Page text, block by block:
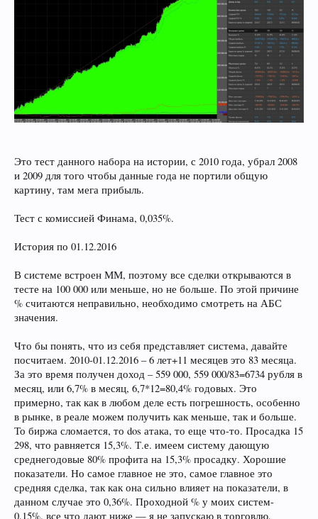
Это тест данного набора на истории, с 2010 года, убрал 2008
и 2009 для того чтобы данные года не портили общую
картину, там мега прибыль.
Тест с комиссией Финама, 0,035%.
История по 01.12.2016
В системе встроен ММ, поэтому все сделки открываются в
тесте на 100 000 или меньше, но не больше. По этой причине
% считаются неправильно, необходимо смотреть на АБС
значения.
Что бы понять, что из себя представляет система, давайте
посчитаем. 2010-01.12.2016 – 6 лет+11 месяцев это 83 месяца.
За это время получен доход – 559 000, 559 000/83=6734 рубля в
месяц, или 6,7% в месяц, 6,7*12=80,4% годовых. Это
примерно, так как в любом деле есть погрешность, особенно
в рынке, в реале можем получить как меньше, так и больше.
То биржа сломается, то dos атака, то еще что-то. Просадка 15
298, что равняется 15,3%. Т.е. имеем систему дающую
среднегодовые 80% профита на 15,3% просадку. Хорошие
показатели. Но самое главное не это, самое главное это
средняя сделка, так как она сильно влияет на показатели, в
данном случае это 0,36%. Проходной % у моих систем-
0,15%, все что дают ниже — я не запускаю в торговлю,